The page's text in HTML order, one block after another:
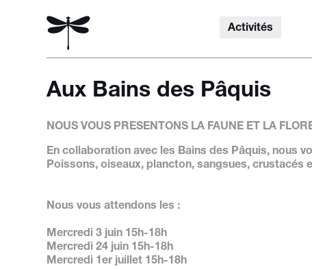
Activités
Aux Bains des Pâquis
NOUS VOUS PRESENTONS LA FAUNE ET LA
En collaboration avec les Bains des Pâquis, nous
Poissons, oiseaux, plancton, sangsues, crustacés
Nous vous attendons les :
Mercredi 3 juin 15h-18h
Mercredi 24 juin 15h-18h
Mercredi 1er juillet 15h-18h